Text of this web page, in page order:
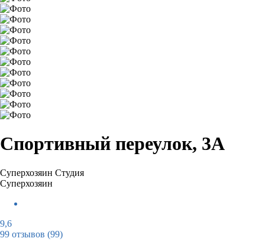
Спортивный переулок, 3А
Суперхозяин Студия
Суперхозяин
9,6
99 отзывов (99)